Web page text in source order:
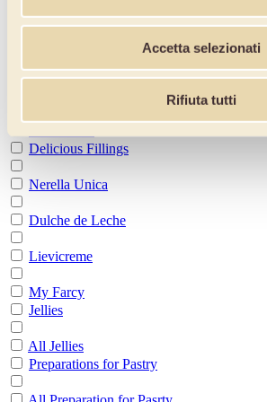
Accetta selezionati
Rifiuta tutti
Oro Puree
Amordifrutta Extra-Fruit Jams
Delicious Fillings
Nerella Unica
Dulche de Leche
Lievicreme
My Farcy
Jellies
All Jellies
Preparations for Pastry